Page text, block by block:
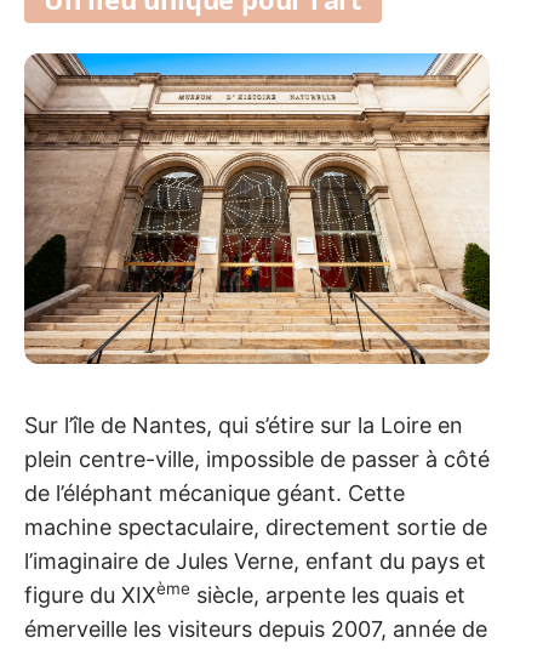
Sur l’île de Nantes, qui s’étire sur la Loire en
plein centre-ville, impossible de passer à côté
de l’éléphant mécanique géant. Cette
machine spectaculaire, directement sortie de
l’imaginaire de Jules Verne, enfant du pays et
figure du XIXème siècle, arpente les quais et
émerveille les visiteurs depuis 2007, année de